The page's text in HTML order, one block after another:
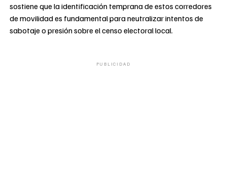
sostiene que la identificación temprana de estos corredores
de movilidad es fundamental para neutralizar intentos de
sabotaje o presión sobre el censo electoral local.
PUBLICIDAD